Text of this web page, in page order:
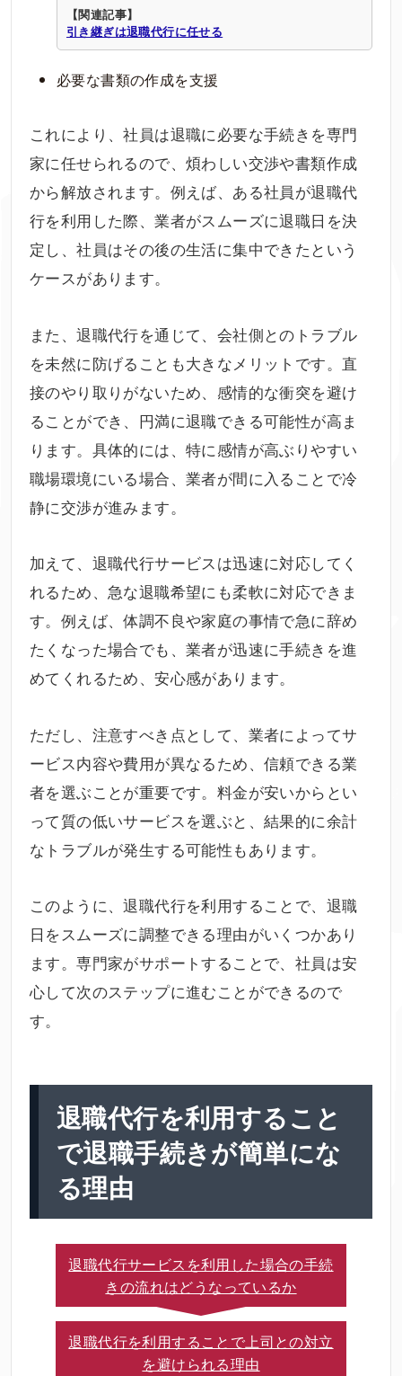
【関連記事】
引き継ぎは退職代行に任せる
必要な書類の作成を支援
これにより、社員は退職に必要な手続きを専門
家に任せられるので、煩わしい交渉や書類作成
から解放されます。例えば、ある社員が退職代
行を利用した際、業者がスムーズに退職日を決
定し、社員はその後の生活に集中できたという
ケースがあります。
また、退職代行を通じて、会社側とのトラブル
を未然に防げることも大きなメリットです。直
接のやり取りがないため、感情的な衝突を避け
ることができ、円満に退職できる可能性が高ま
ります。具体的には、特に感情が高ぶりやすい
職場環境にいる場合、業者が間に入ることで冷
静に交渉が進みます。
加えて、退職代行サービスは迅速に対応してく
れるため、急な退職希望にも柔軟に対応できま
す。例えば、体調不良や家庭の事情で急に辞め
たくなった場合でも、業者が迅速に手続きを進
めてくれるため、安心感があります。
ただし、注意すべき点として、業者によってサ
ービス内容や費用が異なるため、信頼できる業
者を選ぶことが重要です。料金が安いからとい
って質の低いサービスを選ぶと、結果的に余計
なトラブルが発生する可能性もあります。
このように、退職代行を利用することで、退職
日をスムーズに調整できる理由がいくつかあり
ます。専門家がサポートすることで、社員は安
心して次のステップに進むことができるので
す。
退職代行を利用すること
で退職手続きが簡単にな
る理由
退職代行サービスを利用した場合の手続
きの流れはどうなっているか
退職代行を利用することで上司との対立
を避けられる理由